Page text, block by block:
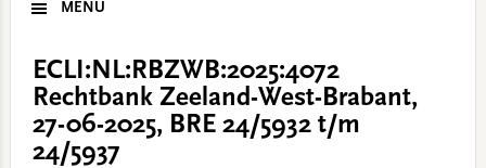
MENU
ECLI:NL:RBZWB:2025:4072
Rechtbank Zeeland-West-Brabant,
27-06-2025, BRE 24/5932 t/m
24/5937